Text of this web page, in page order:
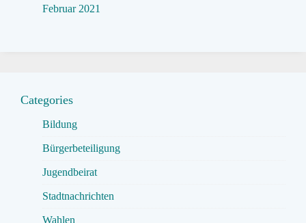
Februar 2021
Categories
Bildung
Bürgerbeteiligung
Jugendbeirat
Stadtnachrichten
Wahlen